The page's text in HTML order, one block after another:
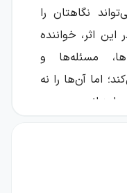
نگاهتان را
اثر، خواننده
مسئله‌ها و
اما آن‌ها را نه
زبانی صمیمی،
اندیشیدن و
رسیدن به یک